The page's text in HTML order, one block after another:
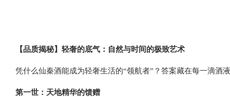
【品质揭秘】轻奢的底气：自然与时间的极致艺术
凭什么仙秦酒能成为轻奢生活的“领航者”？答案藏在每一滴酒
第一世：天地精华的馈赠